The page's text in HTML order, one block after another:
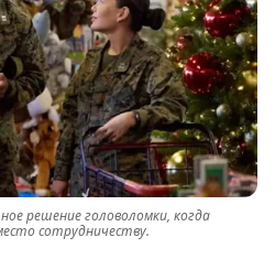
решение головоломки, когда
сотрудничеству.